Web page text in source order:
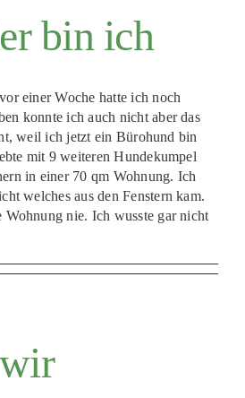
bin ich
einer Woche hatte ich noch
konnte ich auch nicht aber das
weil ich jetzt ein Bürohund bin
mit 9 weiteren Hundekumpel
in einer 70 qm Wohnung. Ich
welches aus den Fenstern kam.
nie. Ich wusste gar nicht